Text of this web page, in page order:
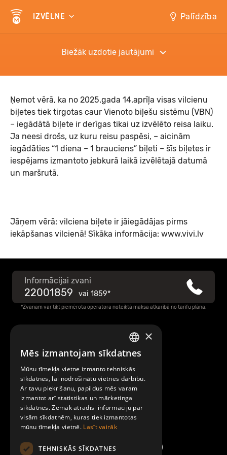
IZVĒLNE Palīdzība
Biežāk uzdotie jautājumi
Ņemot vērā, ka no 2025.gada 14.aprīļa visas vilcienu
biļetes tiek tirgotas caur Vienoto biļešu sistēmu (VBN)
– iegādātā biļete ir derīgas tikai uz izvēlēto reisa laiku.
Ja neesi drošs, uz kuru reisu paspēsi, – aicinām
iegādāties “1 diena – 1 brauciens” biļeti – šīs biļetes ir
iespējams izmantoto jebkurā laikā izvēlētajā datumā
un maršrutā.
Jāņem vērā: vilciena biļete ir jāiegādājas pirms
iekāpšanas vilcienā! Sīkāka informācija: www.vivi.lv
Informācijai zvani
22001859 vai 1859*
*Zvanam var tikt piemērota operatora noteiktā maksa atkarībā no tarifu plāna.
Par Mobilly
Noteikumi un līgumi
Kontakti
LATVIAN
ENGLISH
×
Mēs izmantojam sīkdatnes
Mūsu tīmekļa vietne izmanto tehniskās
sīkdatnes, lai nodrošinātu vietnes darbību.
Ar tavu piekrišanu, papildus mēs varam
izmantot arī statistikas un mārketinga
sīkdatnes. Zemāk atradīsi informāciju par
visām sīkdatnēm, kuras tiek izmantotas
mūsu tīmekļa vietnē. Lasīt vairāk
TEHNISKĀS SĪKDATNES